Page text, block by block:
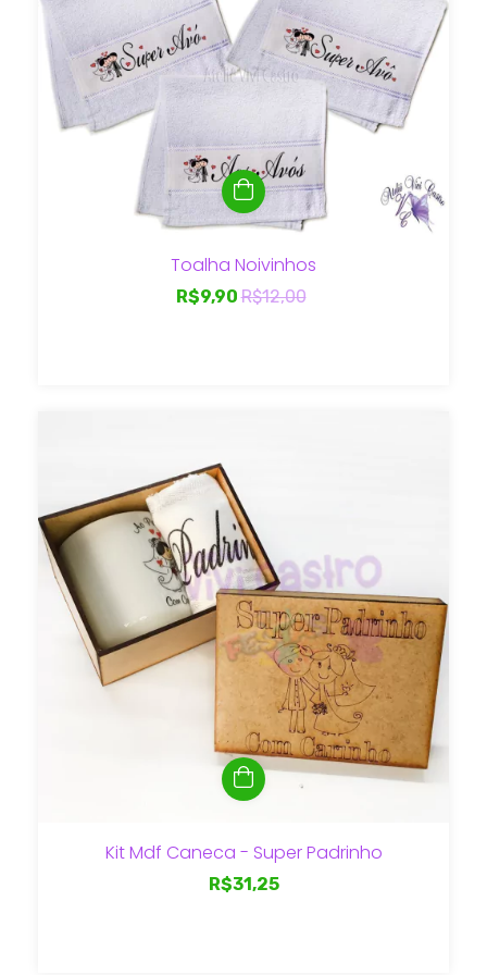
Toalha Noivinhos
R$9,90R$12,00
Kit Mdf Caneca - Super Padrinho
R$31,25